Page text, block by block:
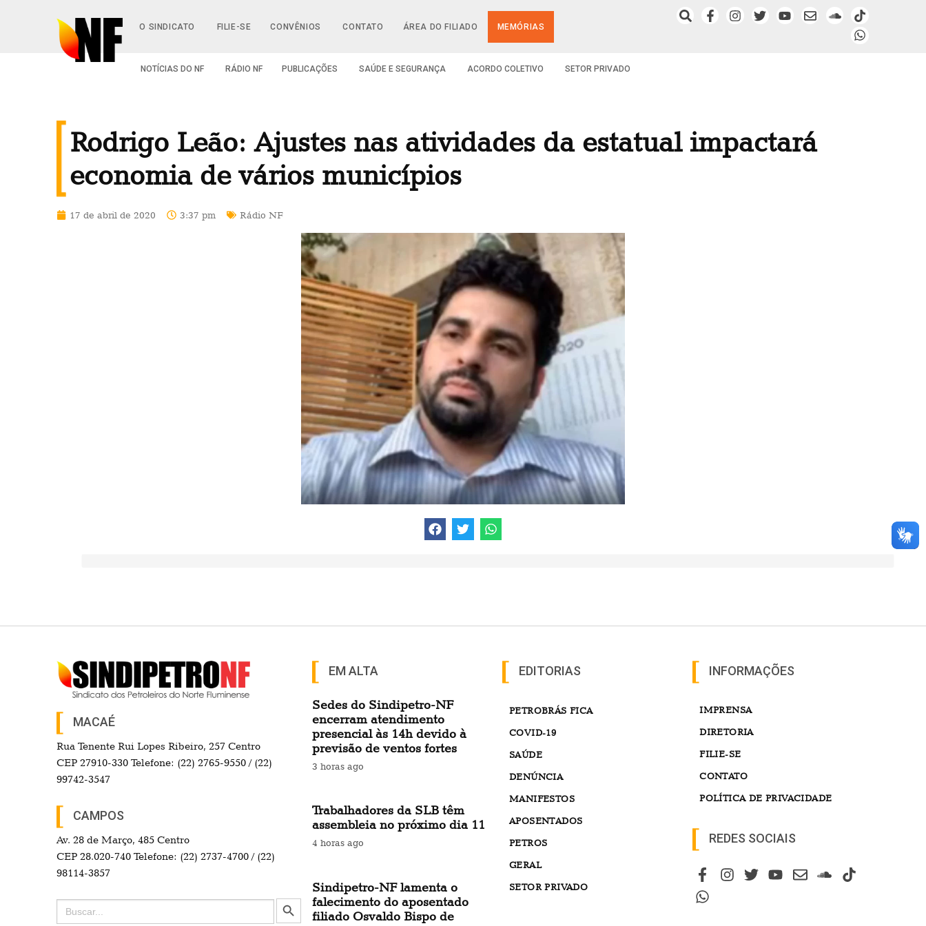
O SINDICATO FILIE-SE CONVÊNIOS CONTATO ÁREA DO FILIADO MEMÓRIAS
NOTÍCIAS DO NF RÁDIO NF PUBLICAÇÕES SAÚDE E SEGURANÇA ACORDO COLETIVO SETOR PRIVADO
Rodrigo Leão: Ajustes nas atividades da estatual impactará
economia de vários municípios
17 de abril de 2020 3:37 pm Rádio NF
MACAÉ
Rua Tenente Rui Lopes Ribeiro, 257 Centro
CEP 27910-330 Telefone: (22) 2765-9550 / (22)
99742-3547
CAMPOS
Av. 28 de Março, 485 Centro
CEP 28.020-740 Telefone: (22) 2737-4700 / (22)
98114-3857
Search
for:
Search Button
EM ALTA
Sedes do Sindipetro-NF
encerram atendimento
presencial às 14h devido à
previsão de ventos fortes
3 horas ago
Trabalhadores da SLB têm
assembleia no próximo dia 11
4 horas ago
Sindipetro-NF lamenta o
falecimento do aposentado
filiado Osvaldo Bispo de
EDITORIAS
PETROBRÁS FICA
COVID-19
SAÚDE
DENÚNCIA
MANIFESTOS
APOSENTADOS
PETROS
GERAL
SETOR PRIVADO
INFORMAÇÕES
IMPRENSA
DIRETORIA
FILIE-SE
CONTATO
POLÍTICA DE PRIVACIDADE
REDES SOCIAIS